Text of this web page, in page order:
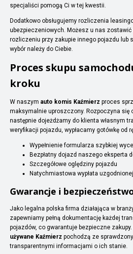
specjaliści pomogą Ci w tej kwestii.
Dodatkowo obsługujemy rozliczenia
ubezpieczeniowych. Możesz u nas
rozliczeniu przy zakupie innego pojazdu lub
wybór należy do Ciebie.
Proces skupu
kroku
W naszym auto komis Kaźmierz proces
maksymalnie uproszczony. Rozpoczyna się
następnie dojeżdżamy do klienta własnym
weryfikacji pojazdu, wypłacamy gotówkę od
Wypełnienie formularza szybkiej
Bezpłatny dojazd naszego eksperta
Szczegółowe oględziny pojazdu
Natychmiastowa wypłata
Gwarancje i
Jako legalna polska firma działająca w
zapewniamy pełną dokumentację każdej
pojazdów, co gwarantuje bezpieczne
używane Kaźmierz pochodzą ze
transparentnymi informacjami o ich stanie.